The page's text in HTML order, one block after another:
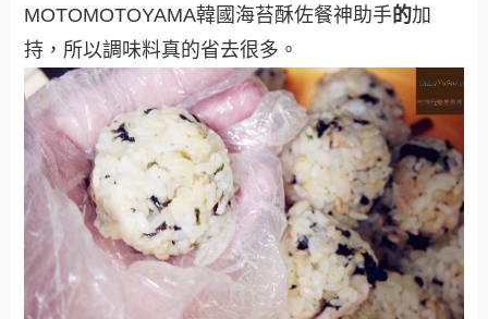
MOTOMOTOYAMA韓國海苔酥佐餐神助手 的加
持，所以調味料真的省去很多 。